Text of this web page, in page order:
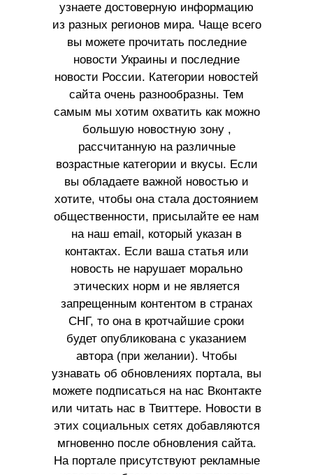
узнаете достоверную информацию
из разных регионов мира. Чаще всего
вы можете прочитать последние
новости Украины и последние
новости России. Категории новостей
сайта очень разнообразны. Тем
самым мы хотим охватить как можно
большую новостную зону ,
рассчитанную на различные
возрастные категории и вкусы. Если
вы обладаете важной новостью и
хотите, чтобы она стала достоянием
общественности, присылайте ее нам
на наш email, который указан в
контактах. Если ваша статья или
новость не нарушает морально
этических норм и не является
запрещенным контентом в странах
СНГ, то она в кротчайшие сроки
будет опубликована с указанием
автора (при желании). Чтобы
узнавать об обновлениях портала, вы
можете подписаться на нас Вконтакте
или читать нас в Твиттере. Новости в
этих социальных сетях добавляются
мгновенно после обновления сайта.
На портале присутствуют рекламные